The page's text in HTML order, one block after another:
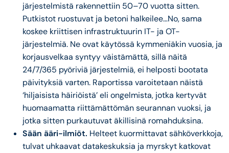
järjestelmistä rakennettiin 50–70 vuotta sitten.
Putkistot ruostuvat ja betoni halkeilee…No, sama
koskee kriittisen infrastruktuurin IT- ja OT-
järjestelmiä. Ne ovat käytössä kymmeniäkin vuosia, ja
korjausvelkaa syntyy väistämättä, sillä näitä
24/7/365 pyöriviä järjestelmiä, ei helposti bootata
päivityksiä varten. Raportissa varoitetaan näistä
‘hiljaisista häiriöistä’ eli ongelmista, jotka kertyvät
huomaamatta riittämättömän seurannan vuoksi, ja
jotka sitten purkautuvat äkillisinä romahduksina.
Sään ääri-ilmiöt. Helteet kuormittavat sähköverkkoja,
tulvat uhkaavat datakeskuksia ja myrskyt katkovat